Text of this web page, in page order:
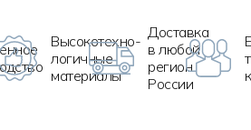
Высокотехно-
логичные
материалы
Доставка
в любой
регион
России